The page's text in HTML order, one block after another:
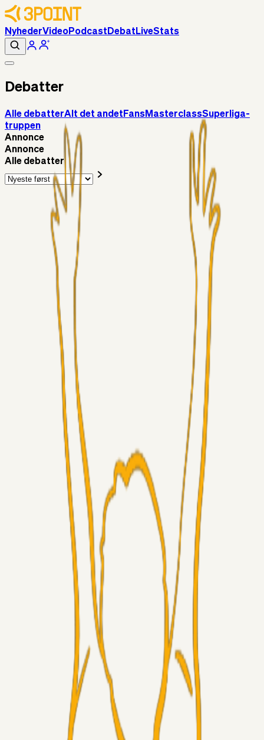
NyhederVideoPodcast Debat LiveStats
Debatter
Alle debatterAlt det andet FansMasterclassSuperliga-
truppen
Annonce
Annonce
Alle debatter
Alt det andet
RasmusStephansen
Brøndby´s Nye Hold – Oprustningen Er Markant……!
Superliga-truppen
Sorteslyngel
15 timer siden
Så gælder det Horsens
Alt det andet
3Point_Udviklere
3Point hjemmeside opdateringer - August
Chrisdinho88
06. aug. 2026
Horsens - Brøndby billet
Alt det andet
Chrisdinho88 05. aug. 2026
Bange anelser
Superliga-truppen
05. aug. 2026
Kommer Jobbe hjem?
05. aug. 2026
Brøndby-TV og u-19
04. aug. 2026
5. Forudsigelser op til Horsens kampen.
RasmusStephansen04. aug. 2026
Nørgaards Lever Hug, Skaktræk Mod En Utålmodig
RasmusStephansen 04. aug. 2026
Har GFH løsnet grebet...?
Superliga-truppen
04. aug. 2026
Medie: Tahirovic til Celtic for samlet 6 mio Euro
Superliga-truppen
03. aug. 2026